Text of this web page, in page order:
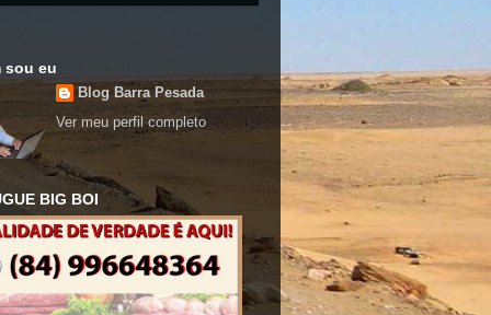
sou eu
Blog Barra Pesada
Ver meu perfil completo
BIG BOI